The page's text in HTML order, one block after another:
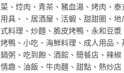
菜 、 焢肉 、 青茶 、 豬血湯 、 烤肉 、 泰
用具 、、 居酒屋 、 活蝦 、 甜甜圈 、 地
式料理 、 炒麵 、 脆皮烤鴨 、 永和豆漿
烤鴨 、 小吃 、 海鮮料理 、 成人用品 、
鍋粥 、 吃到飽 、 酒館 、 簡餐店 、 辣椒
情趣 、 油飯 、 牛肉麵 、 甜點 、 熱炒店